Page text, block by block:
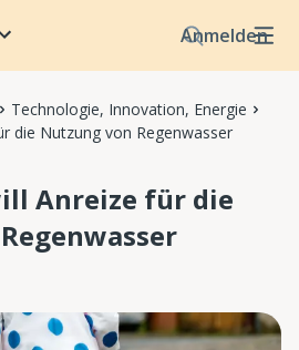
Anmelden
Technologie, Innovation, Energie
die Nutzung von Regenwasser
Anreize für die